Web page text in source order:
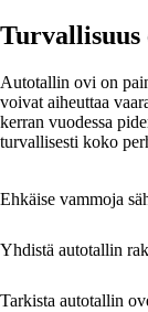
Turvallisuus
Autotallin ovi on
voivat aiheuttaa
kerran vuodessa
turvallisesti koko
Ehkäise vammoja
Yhdistä autotallin
Tarkista autotallin